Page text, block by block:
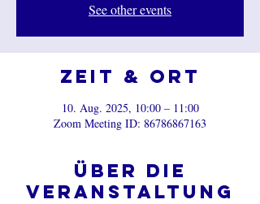
See other events
Zeit & Ort
10. Aug. 2025, 10:00 – 11:00
Zoom Meeting ID: 86786867163
Über die
Veranstaltung